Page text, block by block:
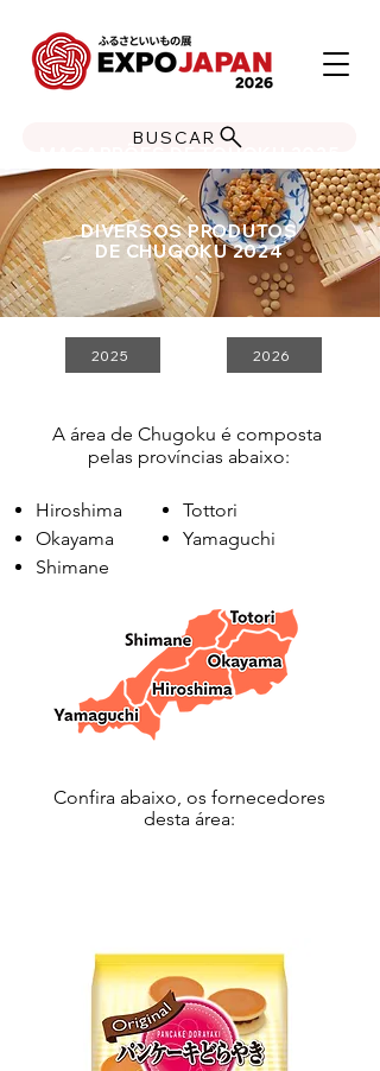
BUSCAR
MACARRÕES DE TOHOKU 2025
DIVERSOS PRODUTOS
DE CHUGOKU 2024
2025 2026
A área de Chugoku é composta
pelas províncias abaixo:
Hiroshima
Okayama
Shimane
Tottori
Yamaguchi
Confira abaixo, os fornecedores
desta área: